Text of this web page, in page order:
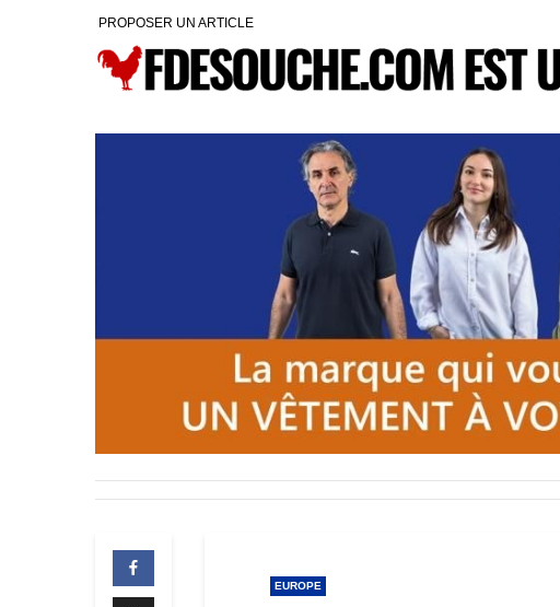
PROPOSER UN ARTICLE
EUROPE